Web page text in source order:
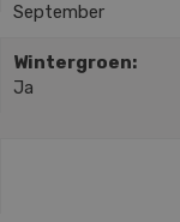
September
Wintergroen:
Ja